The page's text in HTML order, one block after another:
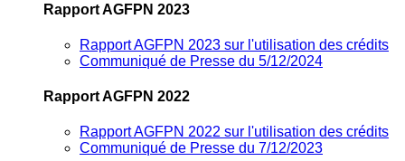
Rapport AGFPN 2023
Rapport AGFPN 2023 sur l'utilisation des crédits
Communiqué de Presse du 5/12/2024
Rapport AGFPN 2022
Rapport AGFPN 2022 sur l'utilisation des crédits
Communiqué de Presse du 7/12/2023